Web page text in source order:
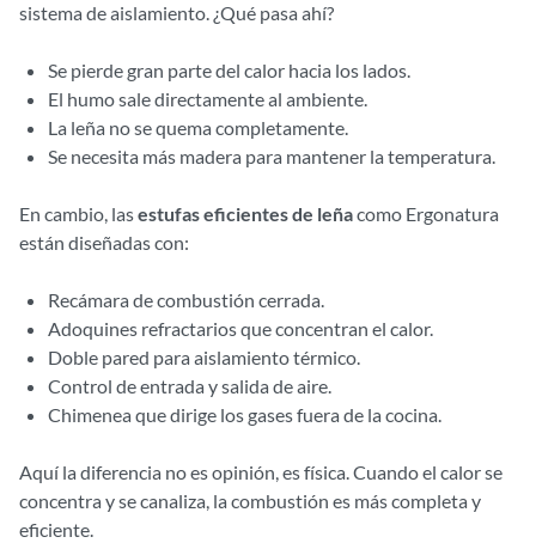
sistema de aislamiento. ¿Qué pasa ahí?
Se pierde gran parte del calor hacia los lados.
El humo sale directamente al ambiente.
La leña no se quema completamente.
Se necesita más madera para mantener la temperatura.
En cambio, lasestufas eficientes de leñacomo Ergonatura
están diseñadas con:
Recámara de combustión cerrada.
Adoquines refractarios que concentran el calor.
Doble pared para aislamiento térmico.
Control de entrada y salida de aire.
Chimenea que dirige los gases fuera de la cocina.
Aquí la diferencia no es opinión, es física. Cuando el calor se
concentra y se canaliza, la combustión es más completa y
eficiente.